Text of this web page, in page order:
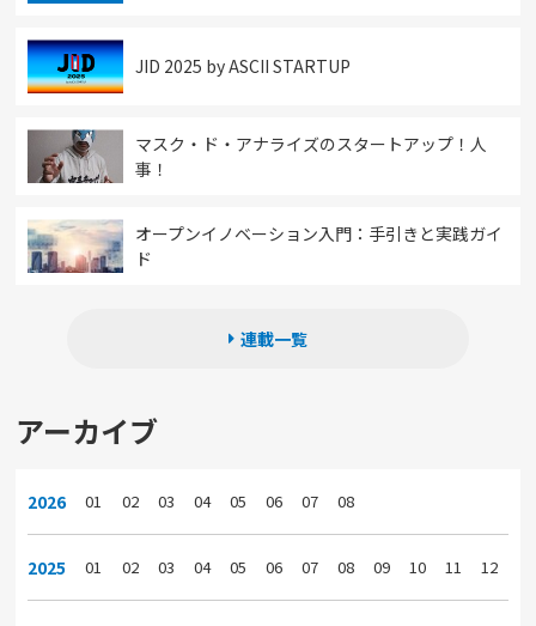
JID 2025 by ASCII STARTUP
マスク・ド・アナライズのスタートアップ！人
事！
オープンイノベーション入門：手引きと実践ガイ
ド
連載一覧
アーカイブ
2026 01 02 03 04 05 06 07 08
2025 01 02 03 04 05 06 07 08 09 10 11 12